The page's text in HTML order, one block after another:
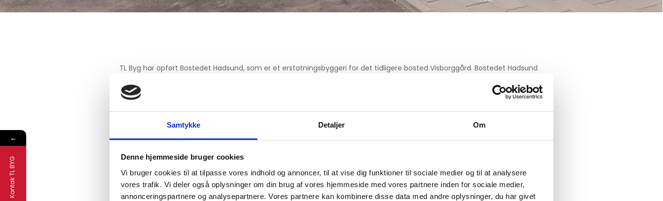
Samtykke Detaljer Om
Denne hjemmeside bruger cookies
Vi bruger cookies til at tilpasse vores indhold og annoncer, til at vise dig funktioner til sociale medier og til at analysere
vores trafik. Vi deler også oplysninger om din brug af vores hjemmeside med vores partnere inden for sociale medier,
annonceringspartnere og analysepartnere. Vores partnere kan kombinere disse data med andre oplysninger, du har givet
TL Byg har opført Bostedet Hadsund, som er et erstatningsbyggeri for det tidligere bosted Visborggård. Bostedet Hadsund
funktionsevne har behov for omfattende hjælp til almindelige daglige funktioner som pleje, omsorg og behandling.
Byggeriet blev anlagt i fem enheder, der fordeler sig på fire boliggrupper samt en administrationsbygning. Byggeriet
minder om længegårde i lidt mindre skala. På samme måde som disse gårde tilpasser bebyggelsen sig hvert sit
terrænniveau og understøtter den tiltænkte variation af byggeriet.
Imellem boenhederne og administrationen løber engområdets naturlige og artsrige bevoksning. Her er der anlagt stier,
som gør det muligt for beboerne at bevæge sig fysisk ud i landskabet og benytte fælles terrasser samt en række
aktiviteter udlagt til udendørsophold.
←
Kontak TL BYG